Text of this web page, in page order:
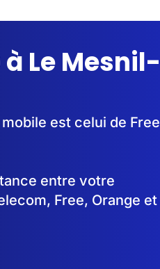
Le Mesnil-
est celui de Free
entre votre
Free, Orange et